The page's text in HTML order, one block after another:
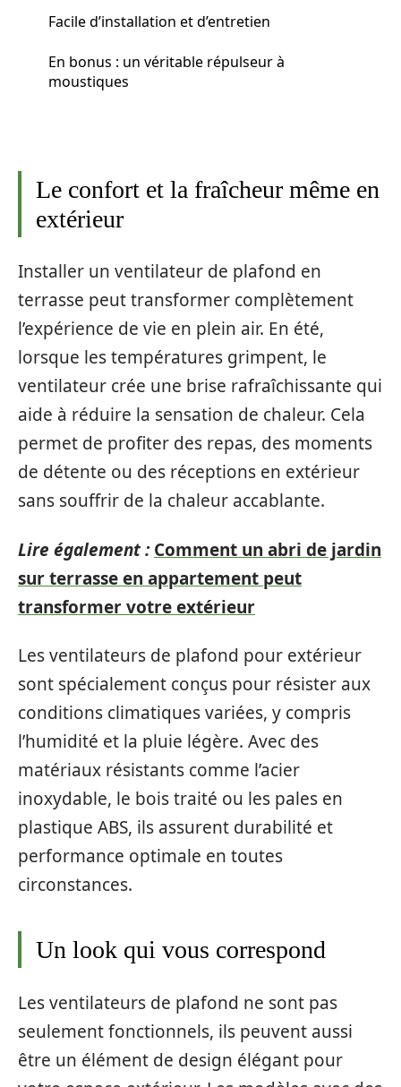
Facile d’installation et d’entretien
En bonus : un véritable répulseur à
moustiques
Le confort et la fraîcheur même en
extérieur
Installer un ventilateur de plafond en
terrasse peut transformer complètement
l’expérience de vie en plein air. En été,
lorsque les températures grimpent, le
ventilateur crée une brise rafraîchissante qui
aide à réduire la sensation de chaleur. Cela
permet de profiter des repas, des moments
de détente ou des réceptions en extérieur
sans souffrir de la chaleur accablante.
Lire également : Comment un abri de jardin
sur terrasse en appartement peut
transformer votre extérieur
Les ventilateurs de plafond pour extérieur
sont spécialement conçus pour résister aux
conditions climatiques variées, y compris
l’humidité et la pluie légère. Avec des
matériaux résistants comme l’acier
inoxydable, le bois traité ou les pales en
plastique ABS, ils assurent durabilité et
performance optimale en toutes
circonstances.
Un look qui vous correspond
Les ventilateurs de plafond ne sont pas
seulement fonctionnels, ils peuvent aussi
être un élément de design élégant pour